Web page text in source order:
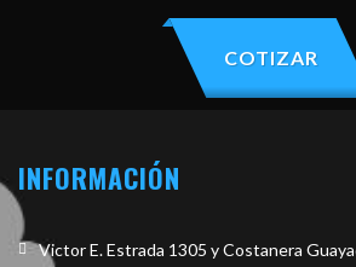
COTIZAR
INFORMACIÓN
Victor E. Estrada 1305 y Costanera